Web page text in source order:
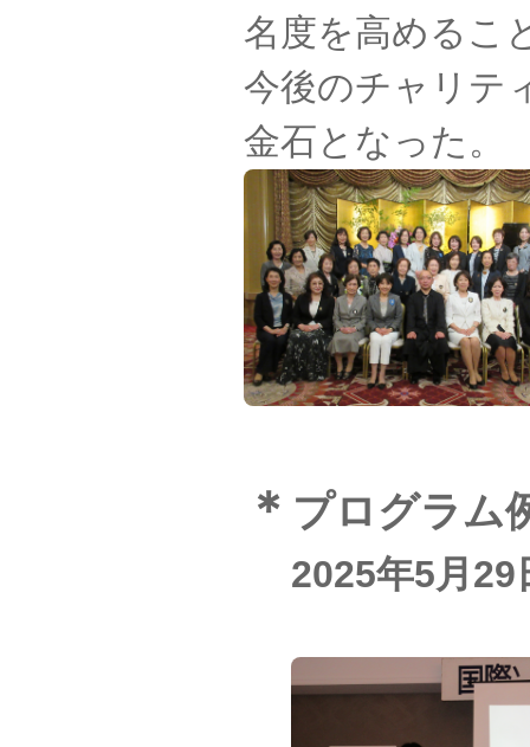
名度を高めるこ
今後のチャリテ
金石となった。
＊ プログラム
2025年5月